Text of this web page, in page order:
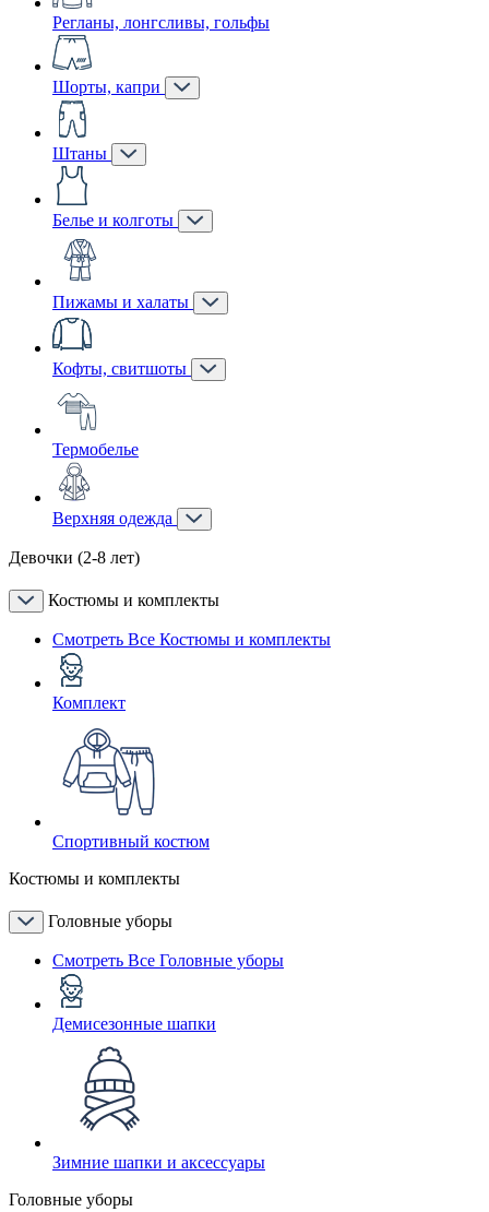
Регланы, лонгсливы, гольфы
Шорты, капри
Штаны
Белье и колготы
Пижамы и халаты
Кофты, свитшоты
Термобелье
Верхняя одежда
Девочки (2-8 лет)
Костюмы и комплекты
Смотреть Все Костюмы и комплекты
Комплект
Спортивный костюм
Костюмы и комплекты
Головные уборы
Смотреть Все Головные уборы
Демисезонные шапки
Зимние шапки и аксессуары
Головные уборы